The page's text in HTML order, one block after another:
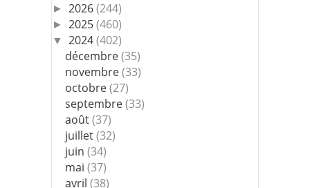
► 2026(244)
► 2025(460)
▼ 2024(402)
décembre(35)
novembre(33)
octobre(27)
septembre(33)
août(37)
juillet(32)
juin(34)
mai(37)
avril(38)